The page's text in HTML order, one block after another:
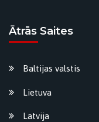
Ātrās Saites
Baltijas valstis
Lietuva
Latvija